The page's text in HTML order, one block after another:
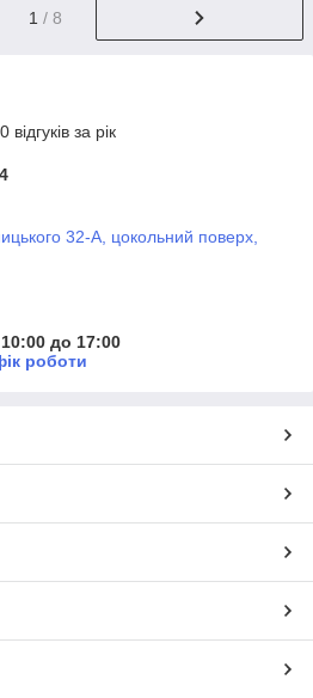
1 / 8
за рік
32-А, цокольний поверх,
до 17:00
роботи